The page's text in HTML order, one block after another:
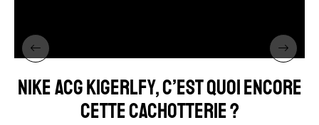
NIKE ACG KIGERLFY, C’EST QUOI ENCORE
CETTE CACHOTTERIE ?